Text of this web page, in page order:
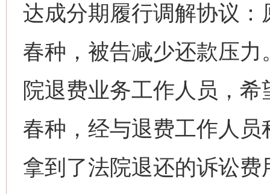
达成分期履行调解协议
春种，被告减少还款压
院退费业务工作人员，
春种，经与退费工作人
拿到了法院退还的诉讼费